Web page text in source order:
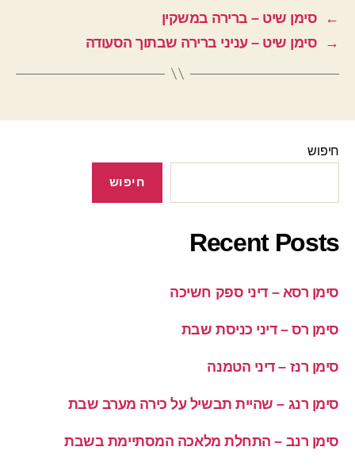
←
סימן שיט – ברירה במשקין
→
סימן שיט – עניני ברירה שבתוך הסעודה
חיפוש
חיפוש
Recent Posts
סימן רסא – דיני ספק חשיכה
סימן רס – דיני כניסת שבת
סימן רנז – דיני הטמנה
סימן רנג – שהיית תבשיל על כירה מערב שבת
סימן רנב – התחלת מלאכה המסתיימת בשבת